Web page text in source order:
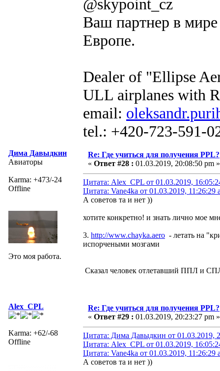
@skypoint_cz
Ваш партнер в
Европе.
Dealer of "Ellipse
ULL airplanes with
email:
tel.: +420-723-591-
Дима Давыдкин
Авиаторы
Karma: +473/-24
Offline
Это моя работа.
Re: Где учиться для получения PPL?
« Ответ #28 : 01.03.2019, 20:08:50 pm »
Цитата: Alex_CPL от 01.03.2019,
Цитата: Vane4ka от 01.03.2019, 11:26:29
А советов та и нет ))
хотите конкретно! и знать лично мое
3. http://www.chayka.aero - летать на
испорчеными мозгами
Сказал человек отлетавший ППЛ и
Alex_CPL
Karma: +62/-68
Offline
Re: Где учиться для получения PPL?
« Ответ #29 : 01.03.2019, 20:23:27 pm »
Цитата: Дима Давыдкин от 01.03.2019,
Цитата: Alex_CPL от 01.03.2019,
Цитата: Vane4ka от 01.03.2019, 11:26:29
А советов та и нет ))